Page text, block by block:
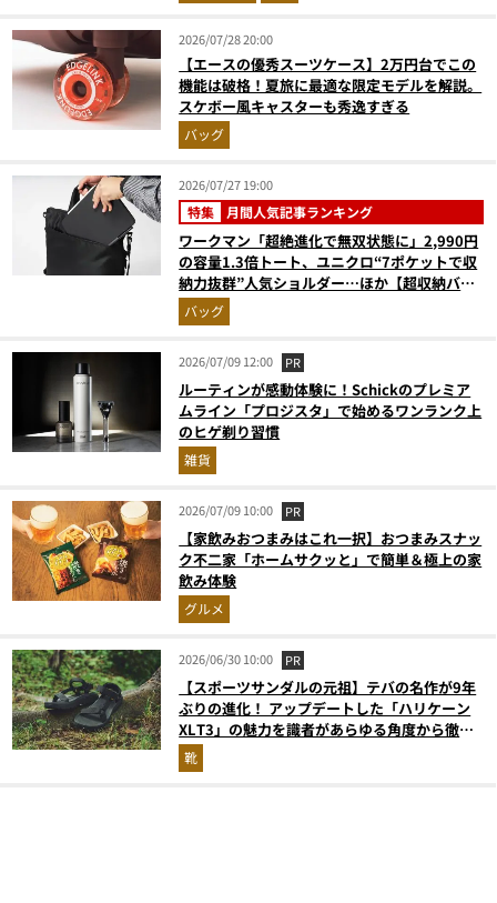
2026/07/28 20:00
【エースの優秀スーツケース】2万円台でこの
機能は破格！夏旅に最適な限定モデルを解説。
スケボー風キャスターも秀逸すぎる
バッグ
2026/07/27 19:00
特集 月間人気記事ランキング
ワークマン「超絶進化で無双状態に」2,990円
の容量1.3倍トート、ユニクロ“7ポケットで収
納力抜群”人気ショルダー…ほか【超収納バッ
グの人気記事ランキングベスト3】（2026年6
月版）
バッグ
2026/07/09 12:00 PR
ルーティンが感動体験に！Schickのプレミア
ムライン「プロジスタ」で始めるワンランク上
のヒゲ剃り習慣
雑貨
2026/07/09 10:00 PR
【家飲みおつまみはこれ一択】おつまみスナッ
ク不二家「ホームサクッと」で簡単＆極上の家
飲み体験
グルメ
2026/06/30 10:00 PR
【スポーツサンダルの元祖】テバの名作が9年
ぶりの進化！ アップデートした「ハリケーン
XLT3」の魅力を識者があらゆる角度から徹底
解説！
靴